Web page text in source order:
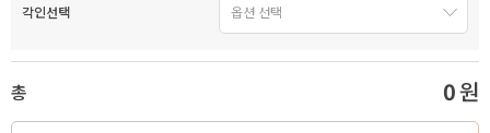
각인선택
총 0원